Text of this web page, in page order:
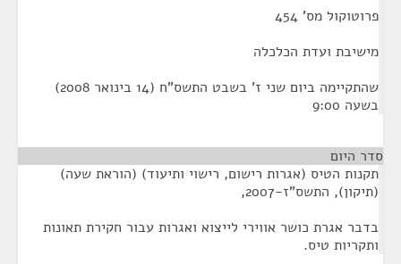
פרוטוקול מס' 454
מישיבת ועדת הכלכלה
שהתקיימה ביום שני ז' בשבט התשס"ח (14 בינואר 2008)
בשעה 9:00
סדר היום
תקנות הטיס (אגרות רישום, רישוי ותיעוד) (הוראת שעה)
(תיקון), התשס"ז-2007,
בדבר אגרת כושר אווירי לייצוא ואגרות עבור חקירת תאונות
ותקריות טיס.